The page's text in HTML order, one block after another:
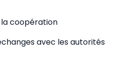
coopération
avec les autorités